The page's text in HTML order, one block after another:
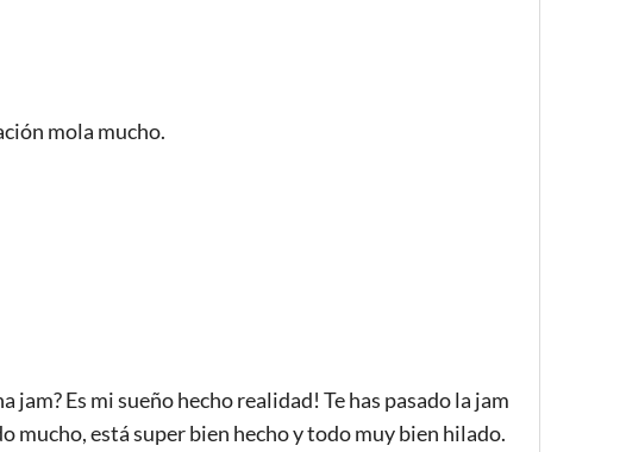
mola mucho.
jam? Es mi sueño hecho realidad! Te has pasado la jam
mucho, está super bien hecho y todo muy bien hilado.